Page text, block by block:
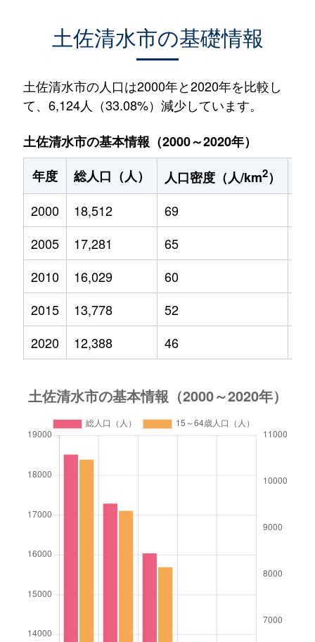
土佐清水市の基礎情報
土佐清水市の人口は2000年と2020年を比較し
て、6,124人（33.08%）減少しています。
土佐清水市の基本情報（2000～2020年）
年度
総人口（人） 人口密度（人/km2）
2000
18,512 69
2005
17,281 65
2010
16,029 60
2015
13,778 52
2020
12,388 46